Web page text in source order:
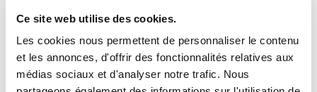
Ce site web utilise des cookies.
Les cookies nous permettent de personnaliser le contenu
et les annonces, d'offrir des fonctionnalités relatives aux
médias sociaux et d'analyser notre trafic. Nous
citoyens, et nous voulons l’assumer pleinement,
sans détour ni faux-semblant.
Au-delà de la nécessité de remettre notre pays sur
les rails et le ramener dans le peloton européen,